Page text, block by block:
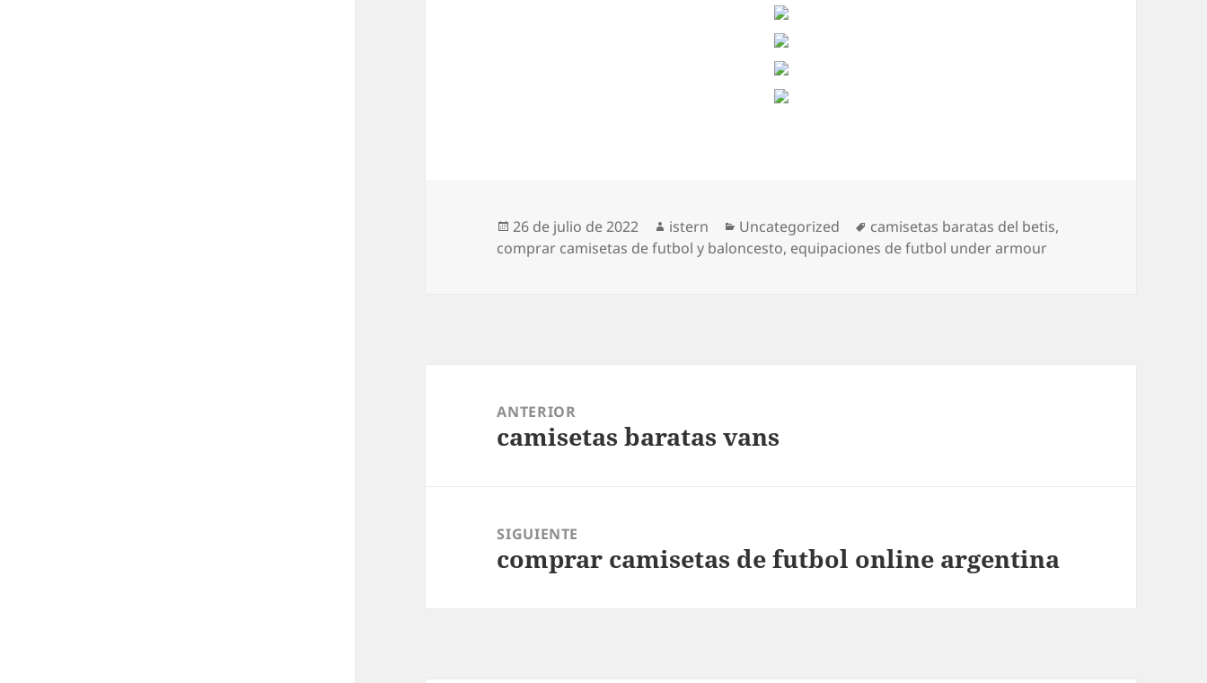
Publicado
el
26 de julio de 2022 Autor
istern Categorías
Uncategorized Etiquetas
camisetas baratas del betis,
comprar camisetas de futbol y baloncesto, equipaciones de futbol under armour
entradas
ANTERIOR
Entrada
camisetas baratas vans
SIGUIENTE
Entrada
comprar camisetas de futbol online argentina